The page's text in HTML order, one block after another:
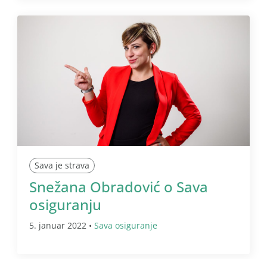
Sava je strava
Snežana Obradović o Sava
osiguranju
5. januar 2022 • Sava osiguranje